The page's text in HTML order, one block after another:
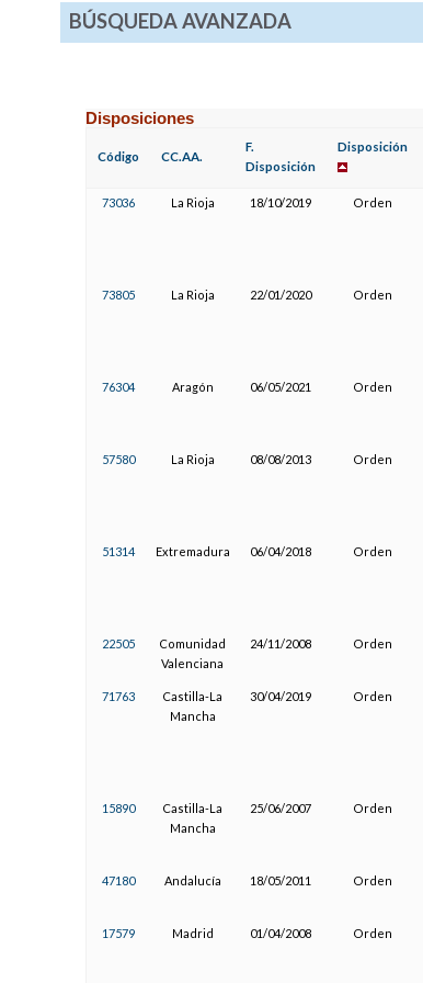
BÚSQUEDA AVANZADA
Disposiciones
Código CC.AA.
F.
Disposición
Disposición
73036 La Rioja 18/10/2019 Orden
73805 La Rioja 22/01/2020 Orden
76304 Aragón 06/05/2021 Orden
57580 La Rioja 08/08/2013 Orden
51314 Extremadura 06/04/2018 Orden
22505
Comunidad
Valenciana
24/11/2008 Orden
71763
Castilla-La
Mancha
30/04/2019 Orden
15890
Castilla-La
Mancha
25/06/2007 Orden
47180 Andalucía 18/05/2011 Orden
17579 Madrid 01/04/2008 Orden